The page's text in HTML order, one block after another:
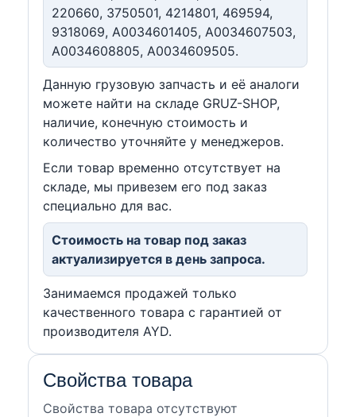
220660, 3750501, 4214801, 469594,
9318069, A0034601405, A0034607503,
A0034608805, A0034609505.
Данную грузовую запчасть и её аналоги
можете найти на складе GRUZ-SHOP,
наличие, конечную стоимость и
количество уточняйте у менеджеров.
Если товар временно отсутствует на
складе, мы привезем его под заказ
специально для вас.
Стоимость на товар под заказ
актуализируется в день запроса.
Занимаемся продажей только
качественного товара с гарантией от
производителя AYD.
Свойства товара
Свойства товара отсутствуют